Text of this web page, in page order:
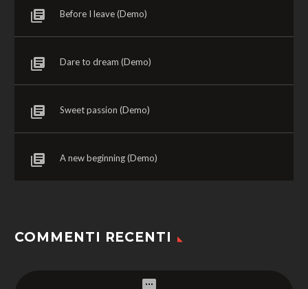
Before I leave (Demo)
Dare to dream (Demo)
Sweet passion (Demo)
A new beginning (Demo)
COMMENTI RECENTI